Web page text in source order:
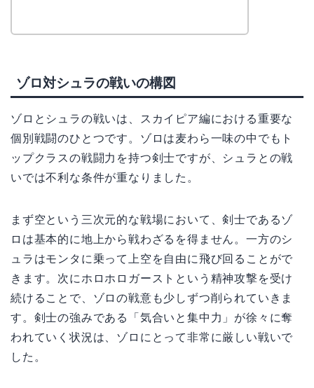
ゾロ対シュラの戦いの構図
ゾロとシュラの戦いは、スカイピア編における重要な
個別戦闘のひとつです。ゾロは麦わら一味の中でもト
ップクラスの戦闘力を持つ剣士ですが、シュラとの戦
いでは不利な条件が重なりました。
まず空という三次元的な戦場において、剣士であるゾ
ロは基本的に地上から戦わざるを得ません。一方のシ
ュラはモンタに乗って上空を自由に飛び回ることがで
きます。次にホロホロガーストという精神攻撃を受け
続けることで、ゾロの戦意も少しずつ削られていきま
す。剣士の強みである「気合いと集中力」が徐々に奪
われていく状況は、ゾロにとって非常に厳しい戦いで
した。